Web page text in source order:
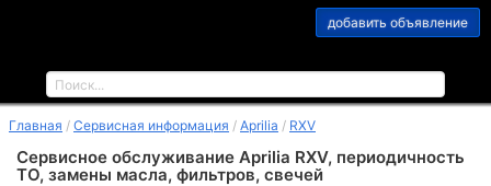
добавить объявление
Главная Сервисная информация Aprilia RXV
Сервисное обслуживание Aprilia RXV, периодичность
ТО, замены масла, фильтров, свечей